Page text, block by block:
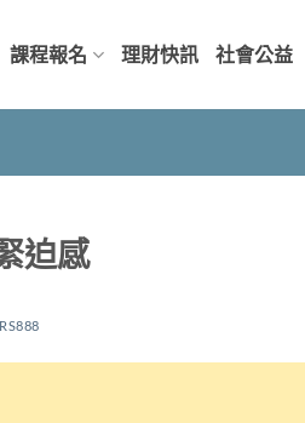
課程報名 理財快訊 社會公益
迫感